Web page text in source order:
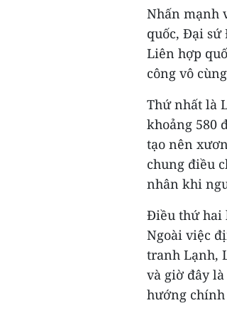
Nhấn mạnh
quốc, Đại
Liên hợp
công vô
Thứ nhất là
khoảng 580
tạo nên
chung điều
nhân khi
Điều thứ hai
Ngoài việc
tranh Lạnh,
và giờ đây
hướng chính